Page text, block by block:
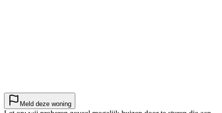
Meld deze woning